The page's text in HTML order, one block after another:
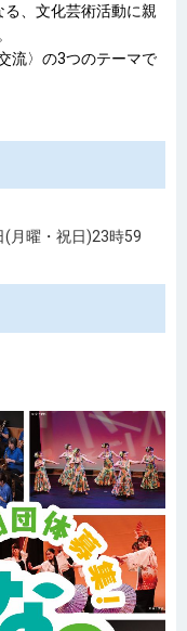
る、文化芸術活動に親
流〉の3つのテーマで
月曜・祝日)23時59